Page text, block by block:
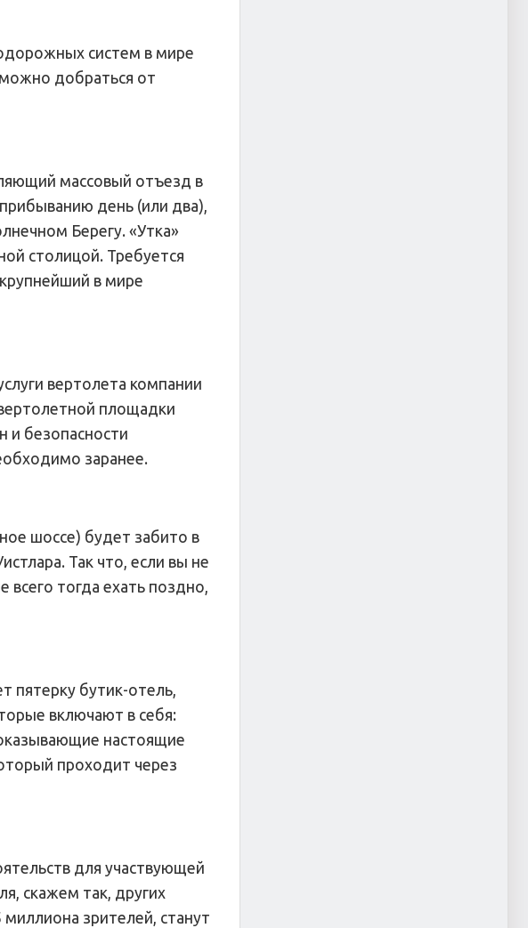
систем в мире
добраться от
массовый отъезд в
день (или два),
Берегу. «Утка»
столицой. Требуется
в мире
вертолета компании
площадки
и безопасности
заранее.
шоссе) будет забито в
Так что, если вы не
всего тогда ехать поздно,
пятерку бутик-отель,
включают в себя:
настоящие
проходит через
для участвующей
скажем так, других
зрителей, станут